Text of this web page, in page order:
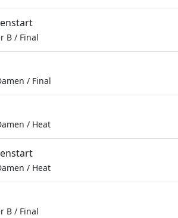
B / Final
/ Final
/ Heat
/ Heat
B / Final